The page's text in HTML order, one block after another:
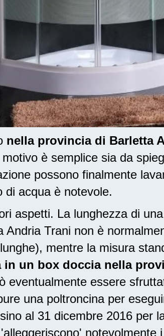
nella provincia di Barletta
è semplice sia da
possono finalmente
di acqua è notevole.
aspetti. La lunghezza di
Andria Trani non è
mentre la misura
in un box doccia nella
eventualmente essere
una poltroncina per
al 31 dicembre 2016 per
notevolmente